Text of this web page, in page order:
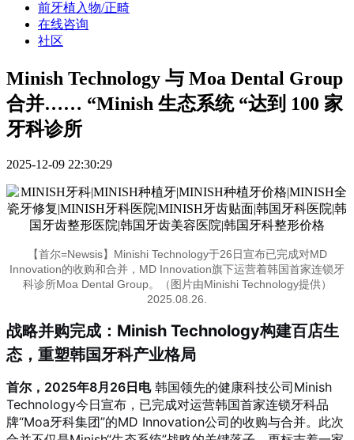
前牙植入物/正畸
在线咨询
社区
Minish Technology 与 Moa Dental Group
合并…… “Minish 生态系统 “达到 100 家
牙科诊所
2025-12-09 22:30:29
【首尔=Newsis】Minishi Technology于26日宣布已完成对MD
Innovation的收购和合并，MD Innovation旗下运营着韩国首家连锁牙
科诊所Moa Dental Group。（图片由Minishi Technology提供）
2025.08.26.
战略并购完成：Minish Technology构建百店生
态，重塑韩国牙科产业格局
首尔，2025年8月26日电韩国领先的健康科技公司Minish
Technology今日宣布，已完成对运营韩国首家连锁牙科品
牌“Moa牙科集团”的MD Innovation公司的收购与合并。此次